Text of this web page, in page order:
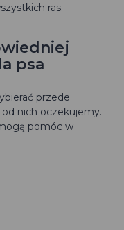
ras.
psa
przede
nich oczekujemy.
pomóc w